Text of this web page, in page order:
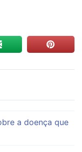
a doença que